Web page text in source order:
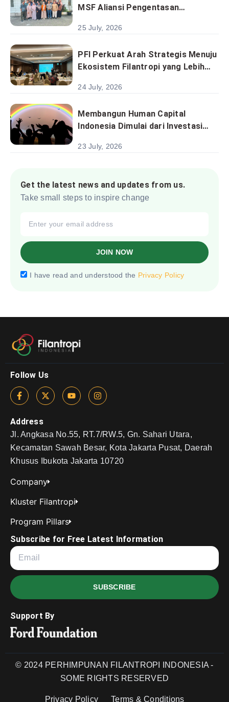
MSF Aliansi Pengentasan
Sektoral Menuju Implementasi
25 July, 2026
PFI Perkuat Arah Strategis Menuju
Ekosistem Filantropi yang Lebih
24 July, 2026
Membangun Human Capital
Indonesia Dimulai dari Investasi
23 July, 2026
Get the latest news and updates from us.
Take small steps to inspire change
I have read and understood the Privacy Policy
JOIN NOW
Follow Us
Address
Jl. Angkasa No.55, RT.7/RW.5, Gn. Sahari Utara,
Kecamatan Sawah Besar, Kota Jakarta Pusat, Daerah
Khusus Ibukota Jakarta 10720
Company
Kluster Filantropi
Program Pillars
Subscribe for Free Latest Information
SUBSCRIBE
Support By
© 2024 PERHIMPUNAN FILANTROPI INDONESIA -
SOME RIGHTS RESERVED
Privacy Policy Terms & Conditions